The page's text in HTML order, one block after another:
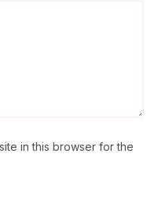
in this browser for the